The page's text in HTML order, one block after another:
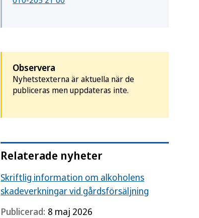
Observera
Nyhetstexterna är aktuella när de
publiceras men uppdateras inte.
Relaterade nyheter
Skriftlig information om alkoholens
skadeverkningar vid gårdsförsäljning
Publicerad: 8 maj 2026